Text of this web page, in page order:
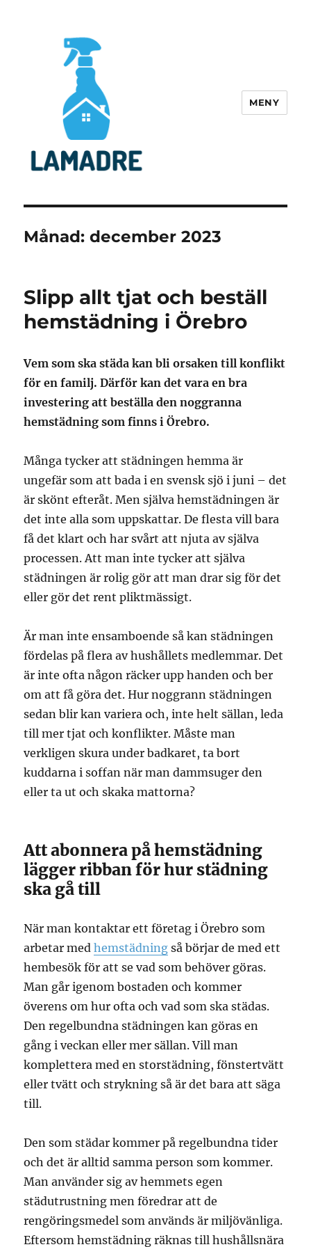
MENY
Månad:december 2023
Slipp allt tjat och beställ
hemstädning i Örebro
Vem som ska städa kan bli orsaken till konflikt
för en familj. Därför kan det vara en bra
investering att beställa den noggranna
hemstädning som finns i Örebro.
Många tycker att städningen hemma är
ungefär som att bada i en svensk sjö i juni – det
är skönt efteråt. Men själva hemstädningen är
det inte alla som uppskattar. De flesta vill bara
få det klart och har svårt att njuta av själva
processen. Att man inte tycker att själva
städningen är rolig gör att man drar sig för det
eller gör det rent pliktmässigt.
Är man inte ensamboende så kan städningen
fördelas på flera av hushållets medlemmar. Det
är inte ofta någon räcker upp handen och ber
om att få göra det. Hur noggrann städningen
sedan blir kan variera och, inte helt sällan, leda
till mer tjat och konflikter. Måste man
verkligen skura under badkaret, ta bort
kuddarna i soffan när man dammsuger den
eller ta ut och skaka mattorna?
Att abonnera på hemstädning
lägger ribban för hur städning
ska gå till
När man kontaktar ett företag i Örebro som
arbetar medhemstädning så börjar de med ett
hembesök för att se vad som behöver göras.
Man går igenom bostaden och kommer
överens om hur ofta och vad som ska städas.
Den regelbundna städningen kan göras en
gång i veckan eller mer sällan. Vill man
komplettera med en storstädning, fönstertvätt
eller tvätt och strykning så är det bara att säga
till.
Den som städar kommer på regelbundna tider
och det är alltid samma person som kommer.
Man använder sig av hemmets egen
städutrustning men föredrar att de
rengöringsmedel som används är miljövänliga.
Eftersom hemstädning räknas till hushållsnära